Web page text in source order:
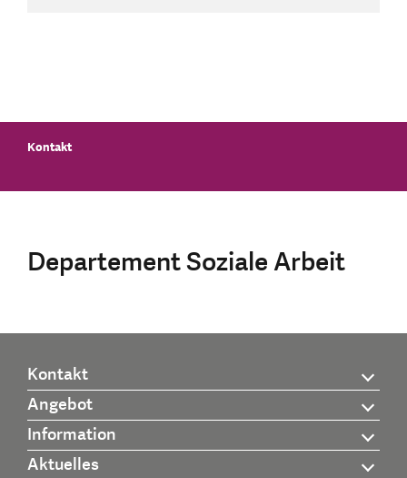
Kontakt
Departement Soziale Arbeit
Kontakt
Angebot
Information
Aktuelles